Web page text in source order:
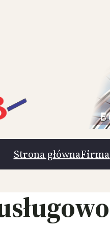
Strona głównaFirma